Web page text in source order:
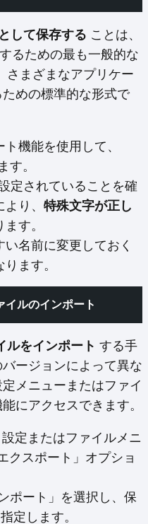
して保存する ことは、
るための最も一般的な
さまざまなアプリケー
めの標準的な形式で
機能を使用して、
す。
定されていることを確
り、 特殊文字が正し
す。
名前に変更しておく
ます。
ルのインポート
ルをインポート する手
ージョンによって異な
メニューまたはファイ
にアクセスできます。
定またはファイルメニ
クスポート」オプショ
ポート」を選択し、保
定します。